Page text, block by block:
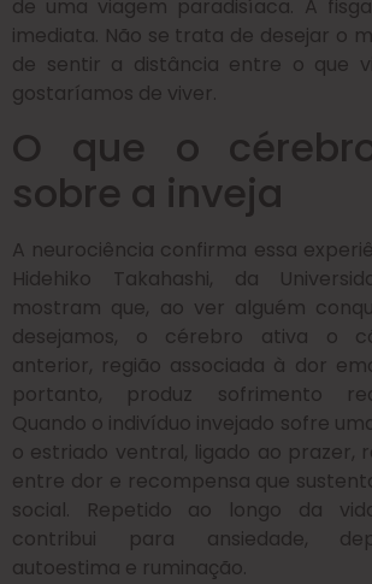
de uma viagem paradisíaca. A
imediata. Não se trata de desejar o
de sentir a distância entre o que
gostaríamos de viver.
O que o
sobre a inveja
A neurociência confirma essa
Hidehiko Takahashi, da
mostram que, ao ver alguém
desejamos, o cérebro ativa o
anterior, região associada à dor
portanto, produz sofrimento
Quando o indivíduo invejado sofre
o estriado ventral, ligado ao prazer,
entre dor e recompensa que
social. Repetido ao longo da
contribui para ansiedade,
autoestima e ruminação.